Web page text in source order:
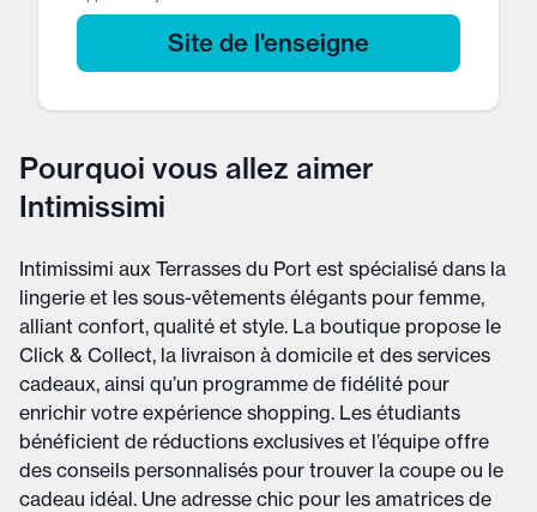
Site de l'enseigne
Pourquoi vous allez aimer
Intimissimi
Intimissimi aux Terrasses du Port est spécialisé dans la
lingerie et les sous-vêtements élégants pour femme,
alliant confort, qualité et style. La boutique propose le
Click & Collect, la livraison à domicile et des services
cadeaux, ainsi qu’un programme de fidélité pour
enrichir votre expérience shopping. Les étudiants
bénéficient de réductions exclusives et l’équipe offre
des conseils personnalisés pour trouver la coupe ou le
cadeau idéal. Une adresse chic pour les amatrices de